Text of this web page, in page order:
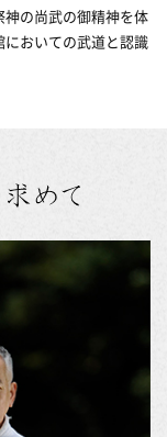
の尚武の御精神を体
おいての武道と認識